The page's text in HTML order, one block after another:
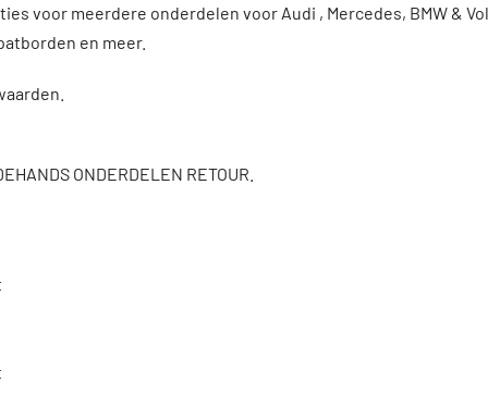
voor meerdere onderdelen voor Audi , Mercedes, BMW &
en meer.
ONDERDELEN RETOUR.